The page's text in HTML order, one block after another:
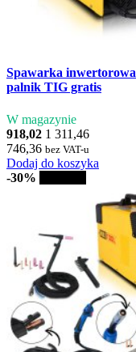
Spawarka
palnik TIG gratis
W magazynie
918,02 1 311,46
746,36 bez VAT-u
Dodaj do koszyka
-30%